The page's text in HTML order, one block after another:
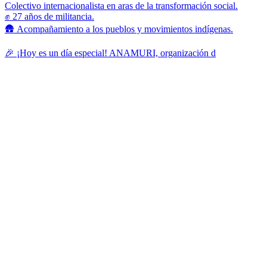
Colectivo internacionalista en aras de la transformación social.
✊ 27 años de militancia.
🛖 Acompañamiento a los pueblos y movimientos indígenas.
🎉 ¡Hoy es un día especial! ANAMURI, organización d